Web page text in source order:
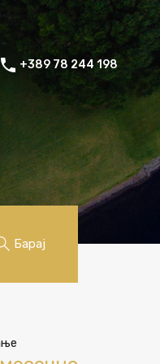
+389 78 244 198
Барај